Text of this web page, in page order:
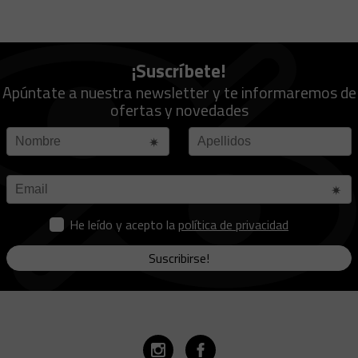
¡Suscríbete!
Apúntate a nuestra newsletter y te informaremos de
ofertas y novedades
He leído y acepto la política de privacidad
Suscribirse!